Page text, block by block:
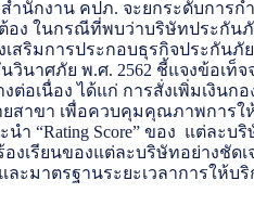
กงาน คปภ. จะยกระดับการก
ง ในกรณีที่พบว่าบริษัทประกัน
มการประกอบธุรกิจประกันภั
าศภัย พ.ศ. 2562 ชี้แจงข้อเท็
เนื่อง ได้แก่ การสั่งเพิ่มเงิน
สาขา เพื่อควบคุมคุณภาพการ
Score” ของ แต่ละบริ
เรียนของแต่ละบริษัทอย่างชั
ะมาตรฐานระยะเวลาการให้